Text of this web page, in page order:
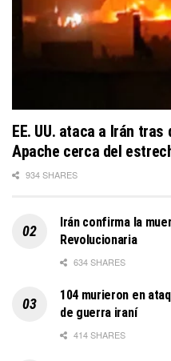
EE. UU. ataca a Irán
Apache cerca del
934 SHARES
Irán confirma la
Revolucionaria
634 SHARES
104 murieron en
de guerra iraní
414 SHARES